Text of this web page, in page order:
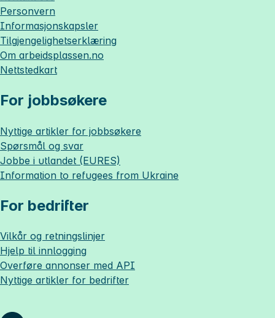
Personvern
Informasjonskapsler
Tilgjengelighetserklæring
Om arbeidsplassen.no
Nettstedkart
For jobbsøkere
Nyttige artikler for jobbsøkere
Spørsmål og svar
Jobbe i utlandet (EURES)
Information to refugees from Ukraine
For bedrifter
Vilkår og retningslinjer
Hjelp til innlogging
Overføre annonser med API
Nyttige artikler for bedrifter